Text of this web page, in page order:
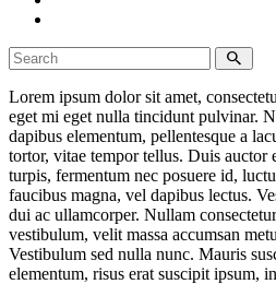
Lorem ipsum dolor sit amet,
eget mi eget nulla tincidunt pulvinar.
dapibus elementum, pellentesque a
tortor, vitae tempor tellus. Duis auctor
turpis, fermentum nec posuere id,
faucibus magna, vel dapibus lectus.
dui ac ullamcorper. Nullam
vestibulum, velit massa accumsan
Vestibulum sed nulla nunc. Mauris
elementum, risus erat suscipit ipsum,